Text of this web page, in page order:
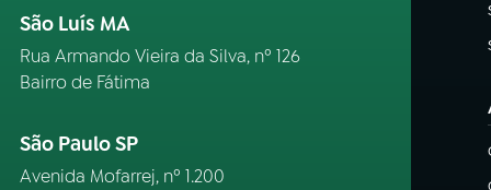
São Luís MA
Rua Armando Vieira da Silva, nº 126
Bairro de Fátima
São Paulo SP
Avenida Mofarrej, nº 1.200